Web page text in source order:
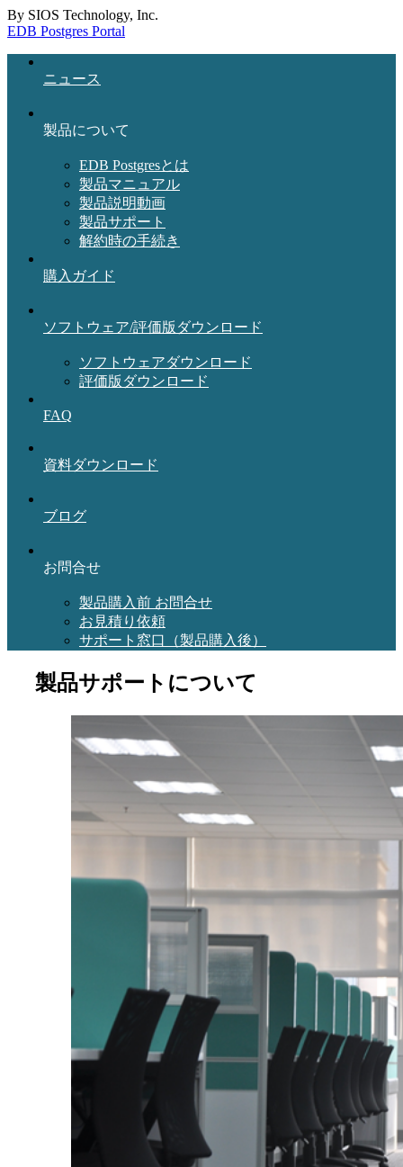
By SIOS Technology, Inc.
EDB Postgres Portal
ニュース
製品について
EDB Postgresとは
製品マニュアル
製品説明動画
製品サポート
解約時の手続き
購入ガイド
ソフトウェア/評価版ダウンロード
ソフトウェアダウンロード
評価版ダウンロード
FAQ
資料ダウンロード
ブログ
お問合せ
製品購入前 お問合せ
お見積り依頼
サポート窓口（製品購入後）
製品サポートについて